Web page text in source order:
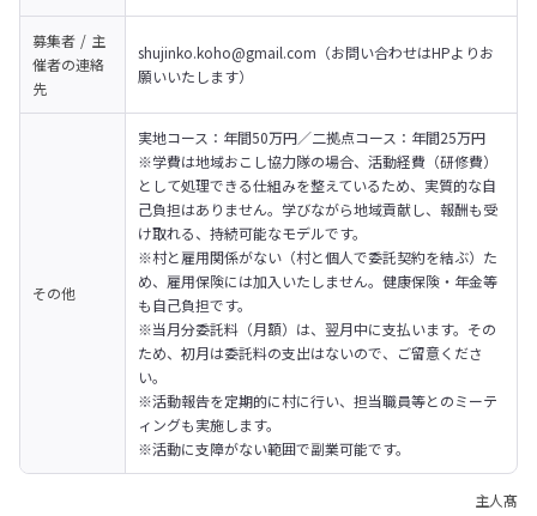
募集者 / 主
催者の連絡
先
shujinko.koho@gmail.com（お問い合わせはHPよりお
願いいたします）
その他
実地コース：年間50万円／二拠点コース：年間25万円
※学費は地域おこし協力隊の場合、活動経費（研修費）
として処理できる仕組みを整えているため、実質的な自
己負担はありません。学びながら地域貢献し、報酬も受
け取れる、持続可能なモデルです。
※村と雇用関係がない（村と個人で委託契約を結ぶ）た
め、雇用保険には加入いたしません。健康保険・年金等
も自己負担です。
※当月分委託料（月額）は、翌月中に支払います。その
ため、初月は委託料の支出はないので、ご留意くださ
い。
※活動報告を定期的に村に行い、担当職員等とのミーテ
ィングも実施します。
※活動に支障がない範囲で副業可能です。
主人髙